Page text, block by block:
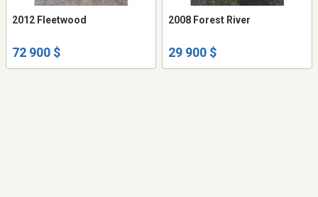
2012 Fleetwood
72 900 $
2008 Forest River
29 900 $